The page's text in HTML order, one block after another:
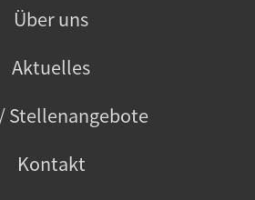
Über uns
Aktuelles
Stellenangebote
Kontakt